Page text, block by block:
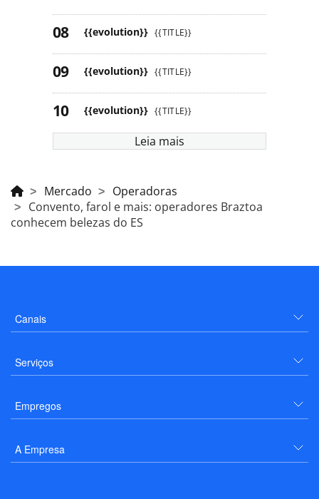
{{evolution}} {{TITLE}}
{{evolution}} {{TITLE}}
{{evolution}} {{TITLE}}
Leia mais
Mercado
Operadoras
Convento, farol e mais: operadores Braztoa
conhecem belezas do ES
Canais
Serviços
Empregos
A Empresa